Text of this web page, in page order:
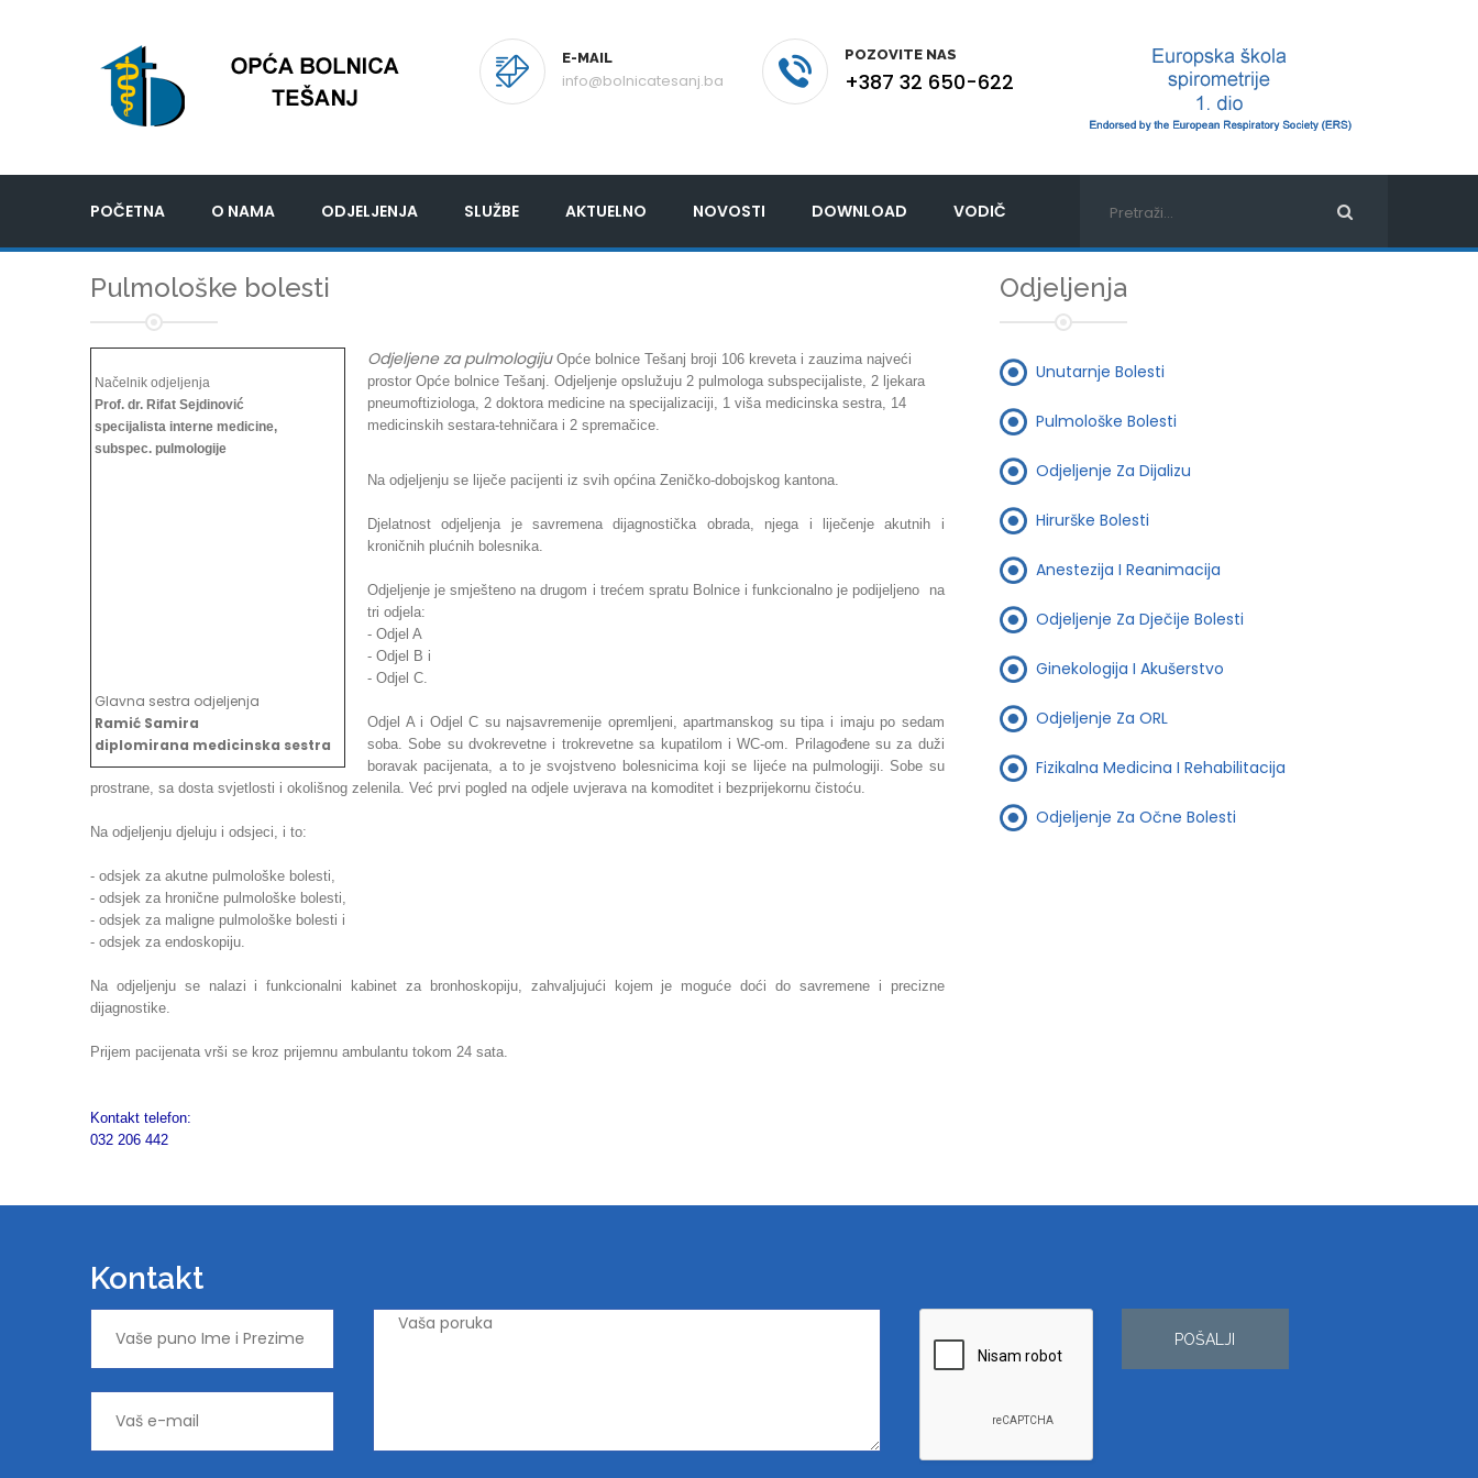
E-MAIL
info@bolnicatesanj.ba
POZOVITE NAS
+387 32 650-622
POČETNA O NAMA ODJELJENJA SLUŽBE AKTUELNO NOVOSTI DOWNLOAD VODIČ
Pulmološke bolesti
Načelnik odjeljenja
Prof. dr. Rifat Sejdinović
specijalista interne medicine,
subspec. pulmologije
Glavna sestra odjeljenja
Ramić Samira
diplomirana medicinska sestra
Odjeljene za pulmologijuOpće bolnice Tešanj broji 106 kreveta i zauzima najveći
prostor Opće bolnice Tešanj. Odjeljenje opslužuju 2 pulmologa subspecijaliste, 2 ljekara
pneumoftiziologa, 2 doktora medicine na specijalizaciji, 1 viša medicinska sestra, 14
medicinskih sestara-tehničara i 2 spremačice.
Na odjeljenju se liječe pacijenti iz svih općina Zeničko-dobojskog kantona.
Djelatnost odjeljenja je savremena dijagnostička obrada, njega i liječenje akutnih i
kroničnih plućnih bolesnika.
Odjeljenje je smješteno na drugom i trećem spratu Bolnice i funkcionalno je podijeljeno na
tri odjela:
- Odjel A
- Odjel B i
- Odjel C.
Odjel A i Odjel C su najsavremenije opremljeni, apartmanskog su tipa i imaju po sedam
soba. Sobe su dvokrevetne i trokrevetne sa kupatilom i WC-om. Prilagođene su za duži
boravak pacijenata, a to je svojstveno bolesnicima koji se lijeće na pulmologiji. Sobe su
prostrane, sa dosta svjetlosti i okolišnog zelenila. Već prvi pogled na odjele uvjerava na komoditet i bezprijekornu čistoću.
Na odjeljenju djeluju i odsjeci, i to:
- odsjek za akutne pulmološke bolesti,
- odsjek za hronične pulmološke bolesti,
- odsjek za maligne pulmološke bolesti i
- odsjek za endoskopiju.
Na odjeljenju se nalazi i funkcionalni kabinet za bronhoskopiju, zahvaljujući kojem je moguće doći do savremene i precizne
dijagnostike.
Prijem pacijenata vrši se kroz prijemnu ambulantu tokom 24 sata.
Kontakt telefon:
032 206 442
Odjeljenja
Unutarnje Bolesti
Pulmološke Bolesti
Odjeljenje Za Dijalizu
Hirurške Bolesti
Anestezija I Reanimacija
Odjeljenje Za Dječije Bolesti
Ginekologija I Akušerstvo
Odjeljenje Za ORL
Fizikalna Medicina I Rehabilitacija
Odjeljenje Za Očne Bolesti
Kontakt
POŠALJI